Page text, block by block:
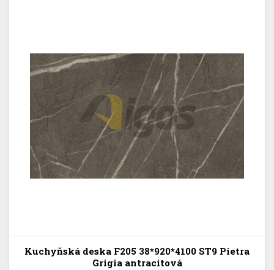
Kuchyňská deska F205 38*920*4100 ST9 Pietra
Grigia antracitová